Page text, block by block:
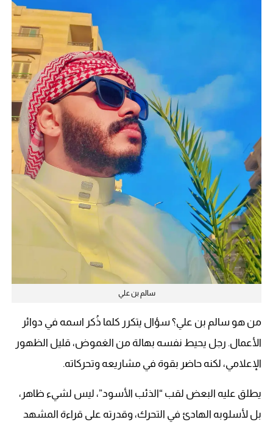
سالم بن علي
من هو سالم بن علي؟ سؤال يتكرر كلما ذُكر اسمه في دوائر
الأعمال. رجل يحيط نفسه بهالة من الغموض، قليل الظهور
الإعلامي، لكنه حاضر بقوة في مشاريعه وتحركاته.
يطلق عليه البعض لقب “الذئب الأسود”، ليس لشيء ظاهر،
بل لأسلوبه الهادئ في التحرك، وقدرته على قراءة المشهد